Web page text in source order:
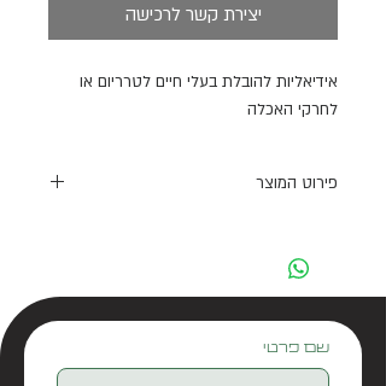
יצירת קשר לרכישה
אידיאליות להובלת בעלי חיים לטרריום או
לחרקי האכלה
פירוט המוצר
מהצד- חורי אוורור מהצד ומהחלק העליון
- דלת גדולה מלמעלה לגישה קלה
שם פרטי